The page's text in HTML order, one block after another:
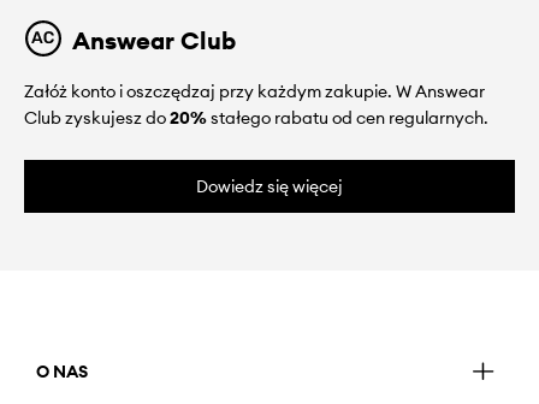
Answear Club
Załóż konto i oszczędzaj przy każdym zakupie. W Answear
Club zyskujesz do20%stałego rabatu od cen regularnych.
Dowiedz się więcej
O NAS